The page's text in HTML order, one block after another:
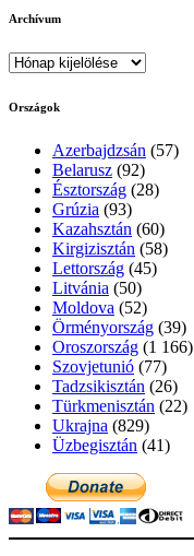
Archívum
Archívum
Országok
Azerbajdzsán (57)
Belarusz (92)
Észtország (28)
Grúzia (93)
Kazahsztán (60)
Kirgizisztán (58)
Lettország (45)
Litvánia (50)
Moldova (52)
Örményország (39)
Oroszország (1 166)
Szovjetunió (77)
Tadzsikisztán (26)
Türkmenisztán (22)
Ukrajna (829)
Üzbegisztán (41)